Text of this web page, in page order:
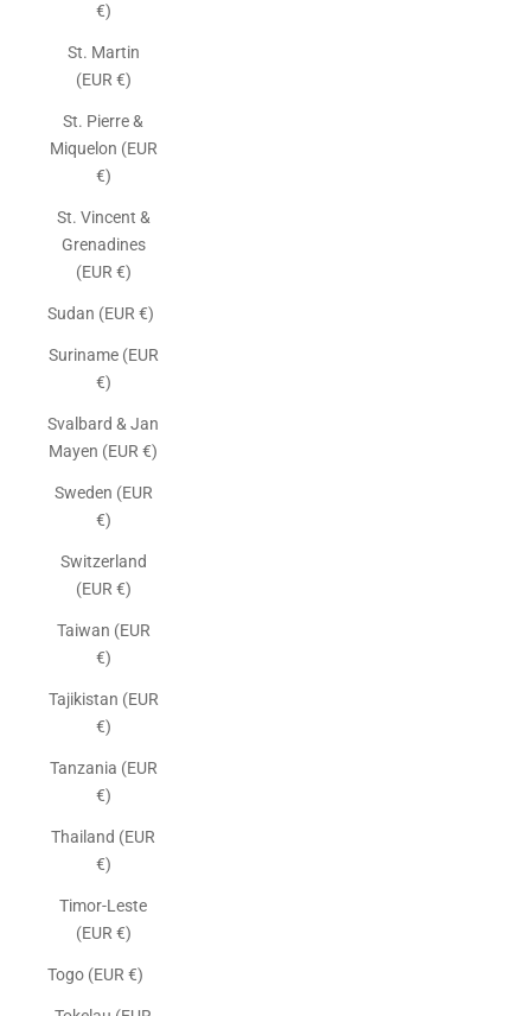
€)
St. Martin
(EUR €)
St. Pierre &
Miquelon (EUR
€)
St. Vincent &
Grenadines
(EUR €)
Sudan (EUR €)
Suriname (EUR
€)
Svalbard & Jan
Mayen (EUR €)
Sweden (EUR
€)
Switzerland
(EUR €)
Taiwan (EUR
€)
Tajikistan (EUR
€)
Tanzania (EUR
€)
Thailand (EUR
€)
Timor-Leste
(EUR €)
Togo (EUR €)